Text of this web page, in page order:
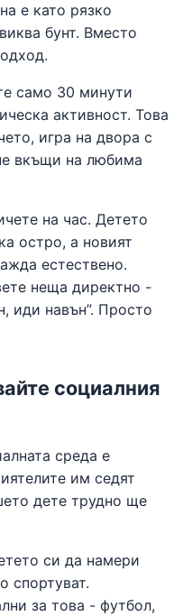
е като рязко
бунт. Вместо
само 30 минути
активност. Това
игра на двора с
вкъщи на любима
на час. Детето
остро, а новият
естествено.
неща директно -
иди навън”. Просто
социалния
среда е
им седят
дете трудно ще
си да намери
спортуват.
за това - футбол,